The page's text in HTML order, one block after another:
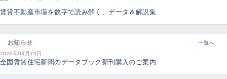
賃貸不動産市場を数字で読み解く、データ＆解説集
お知らせ
一覧へ
2026年03月19日
全国賃貸住宅新聞のデータブック新刊購入のご案内